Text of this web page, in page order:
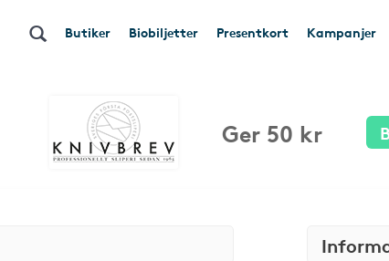
Butiker Biobiljetter Presentkort Kampanjer
Ger 50 kr